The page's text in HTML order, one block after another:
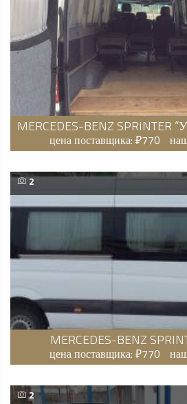
цена поставщика: ₽770
2
MERCEDES-BENZ
цена поставщика: ₽770
2